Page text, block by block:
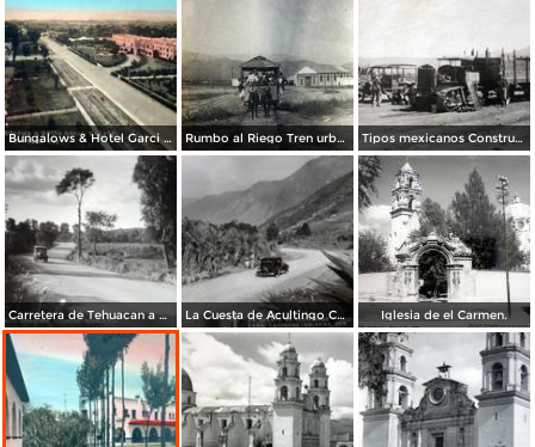
Bungalows & Hotel Garci Crespo fechada en 1944. Rumbo al Riego Tren urbano. Tipos mexicanos Constructor de Carreteras Tehuacan Puebla.
Carretera de Tehuacan a Puebla. La Cuesta de Acultingo Carretera de Mexico a Orizaba Veracruz. Iglesia de el Carmen.